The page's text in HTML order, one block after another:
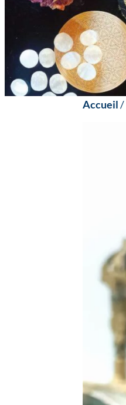
Accueil/